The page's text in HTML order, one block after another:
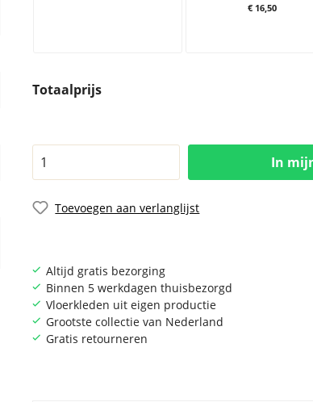
€ 16,50
Totaalprijs
In
Toevoegen aan verlanglijst
Altijd gratis bezorging
Binnen 5 werkdagen thuisbezorgd
Vloerkleden uit eigen productie
Grootste collectie van Nederland
Gratis retourneren